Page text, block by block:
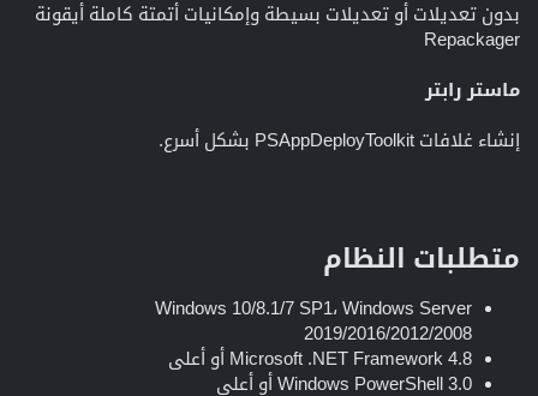
بدون تعديلات أو تعديلات بسيطة وإمكانيات أتمتة كاملة أيقونة
Repackager
ماستر رابتر
إنشاء غلافات PSAppDeployToolkit بشكل أسرع.
متطلبات النظام​
Windows 10/8.1/7 SP1، Windows Server
2019/2016/2012/2008
Microsoft .NET Framework 4.8 أو أعلى
Windows PowerShell 3.0 أو أعلى